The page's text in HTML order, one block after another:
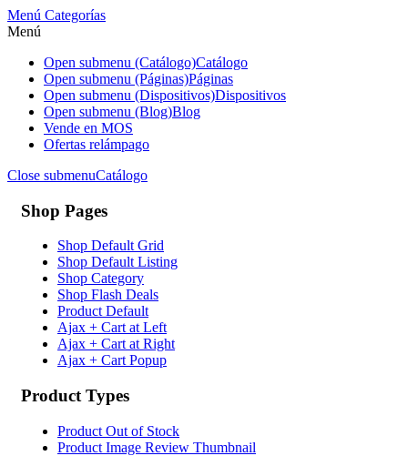
Menú Categorías
Menú
Open submenu (Catálogo)Catálogo
Open submenu (Páginas)Páginas
Open submenu (Dispositivos)Dispositivos
Open submenu (Blog)Blog
Vende en MOS
Ofertas relámpago
Close submenuCatálogo
Shop Pages
Shop Default Grid
Shop Default Listing
Shop Category
Shop Flash Deals
Product Default
Ajax + Cart at Left
Ajax + Cart at Right
Ajax + Cart Popup
Product Types
Product Out of Stock
Product Image Review Thumbnail